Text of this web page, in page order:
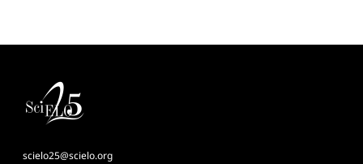
scielo25@scielo.org